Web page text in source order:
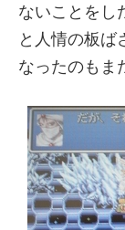
ないことをし
と人情の板ば
なったのもま